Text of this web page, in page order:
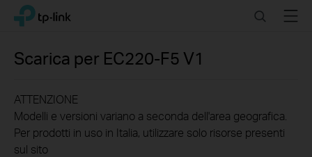
Click
navigation
TP-Link, Reliably Smart SearchMenu
Scarica per EC220-F5 V1
ATTENZIONE
Modelli e versioni variano a seconda dell'area geografica.
Per prodotti in uso in Italia, utilizzare solo risorse presenti
sul sito